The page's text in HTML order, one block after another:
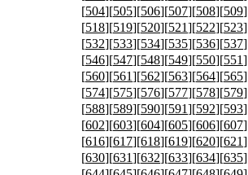
[504][505][506][507][508][509
[518][519][520][521][522][523
[532][533][534][535][536][537
[546][547][548][549][550][551
[560][561][562][563][564][565
[574][575][576][577][578][579
[588][589][590][591][592][593
[602][603][604][605][606][607
[616][617][618][619][620][621
[630][631][632][633][634][635